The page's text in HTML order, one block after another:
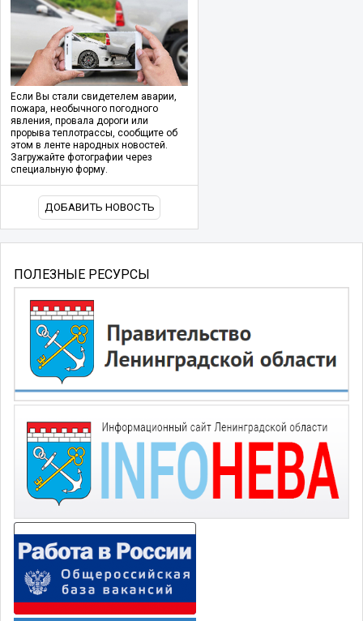
Если Вы стали свидетелем аварии,
пожара, необычного погодного
явления, провала дороги или
прорыва теплотрассы, сообщите об
этом в ленте народных новостей.
Загружайте фотографии через
специальную форму.
ДОБАВИТЬ НОВОСТЬ
ПОЛЕЗНЫЕ РЕСУРСЫ